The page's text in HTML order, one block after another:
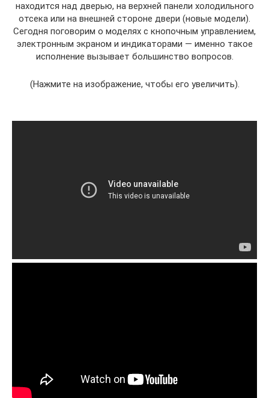
находится над дверью, на верхней панели холодильного
отсека или на внешней стороне двери (новые модели).
Сегодня поговорим о моделях с кнопочным управлением,
электронным экраном и индикаторами — именно такое
исполнение вызывает большинство вопросов.
(Нажмите на изображение, чтобы его увеличить).